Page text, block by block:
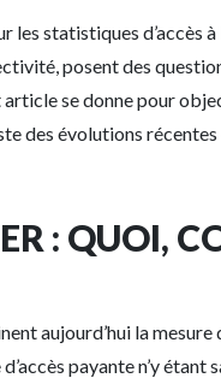
les statistiques
posent des
se donne pour
des évolutions récentes
: QUOI,
aujourd’hui la mesure
payante n’y